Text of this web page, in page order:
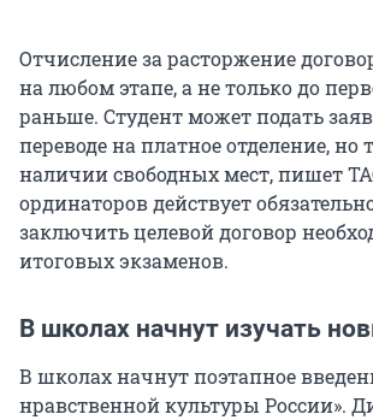
Отчисление за расторжение
на любом этапе, а не только до
раньше. Студент может подать
переводе на платное отделение, но
наличии свободных мест, пишет
ординаторов действует
заключить целевой договор
итоговых экзаменов.
В школах начнут изучать
В школах начнут поэтапное
нравственной культуры России».